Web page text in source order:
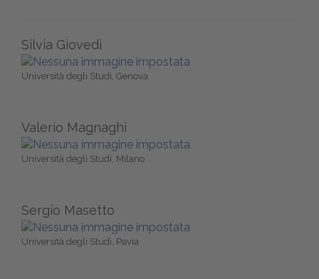
Silvia Giovedì
Università degli Studi, Genova
Valerio Magnaghi
Università degli Studi, Milano
Sergio Masetto
Università degli Studi, Pavia